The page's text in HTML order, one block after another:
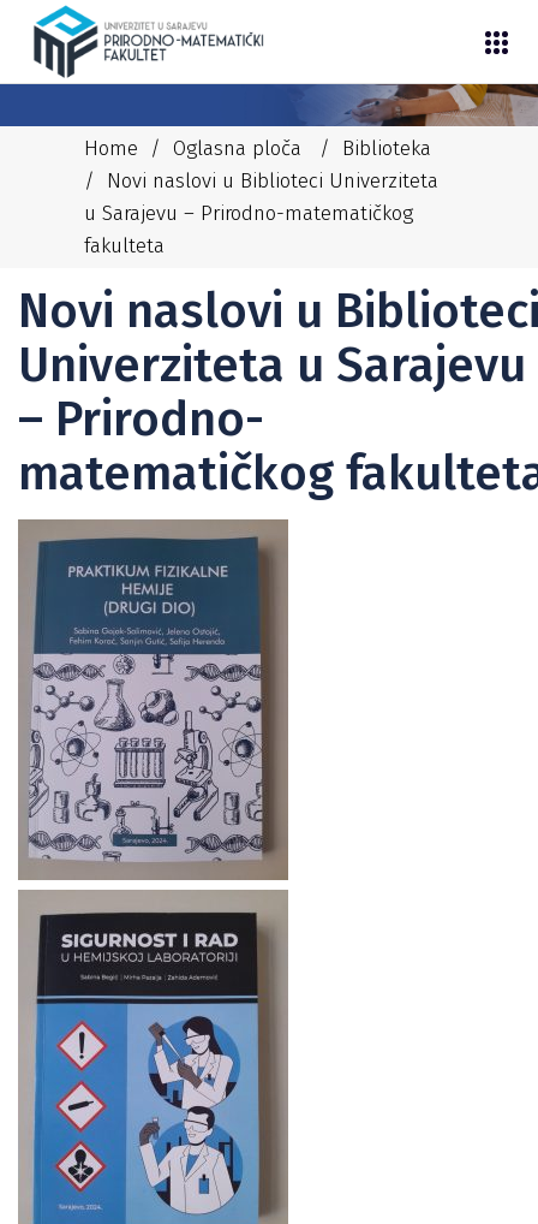
Home / Oglasna ploča / Biblioteka
/ Novi naslovi u Biblioteci Univerziteta
u Sarajevu – Prirodno-matematičkog
fakulteta
21/02/2025 EDITA S
Novi naslovi u
Univerziteta u Sarajevu
– Prirodno-
matematičkog